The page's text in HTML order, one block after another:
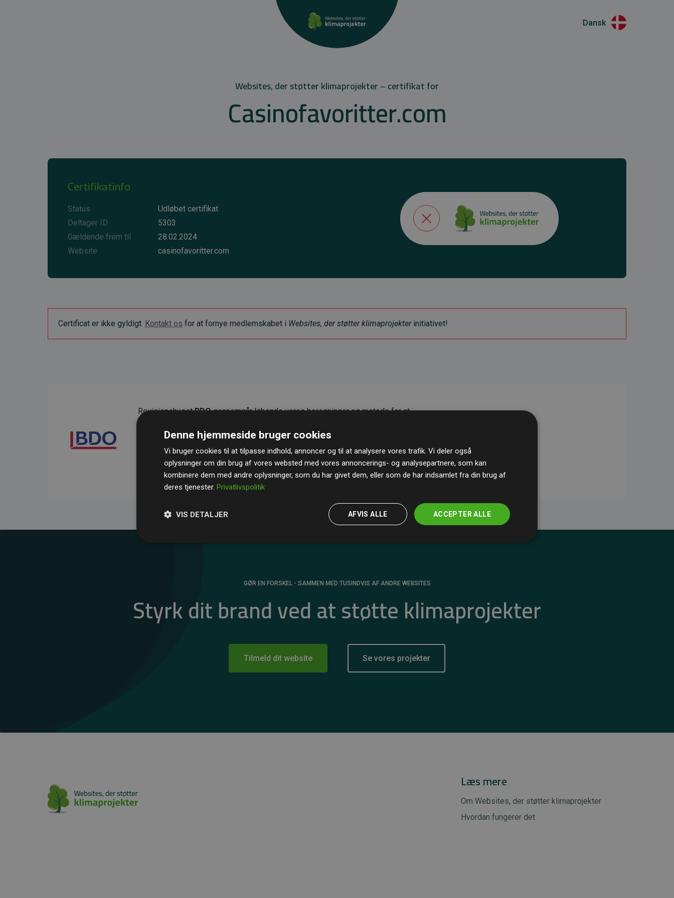
Dansk
Websites, der støtter klimaprojekter – certifikat for
Casinofavoritter.com
Certifikatinfo
Status
Udløbet certifikat
Deltager ID
5303
Gældende frem til
28.02.2024
Website
casinofavoritter.com
Certificat er ikke gyldigt. Kontakt os for at fornye medlemskabet i Websites, der støtter klimaprojekterinitiativet!
RevisionshusetBDOgennemgår løbende vores beregninger og metode for at
gennemsnit kompenserer for
200% af medlemmernes websites estimerede
CO₂-udledninger .
GØR EN FORSKEL - SAMMEN MED TUSINDVIS AF ANDRE WEBSITES
Styrk dit brand ved at støtte klimaprojekter
Tilmeld dit website Se vores projekter
Læs mere
Om Websites, der støtter klimaprojekter
Hvordan fungerer det
Denne hjemmeside bruger cookies
Vi bruger cookies til at tilpasse indhold, annoncer og til at analysere vores trafik. Vi deler også
oplysninger om din brug af vores websted med vores annoncerings- og analysepartnere, som kan
kombinere dem med andre oplysninger, som du har givet dem, eller som de har indsamlet fra din brug af
deres tjenester. Privatlivspolitik
ACCEPTER ALLE
AFVIS ALLE
VIS DETALJER